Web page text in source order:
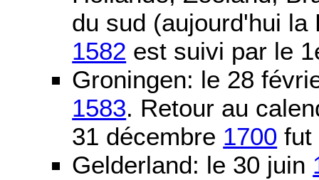
du sud (aujourd'hui la
1582 est suivi par le
Groningen: le 28
1583. Retour au
31 décembre 1700 fut
Gelderland: le 30 juin